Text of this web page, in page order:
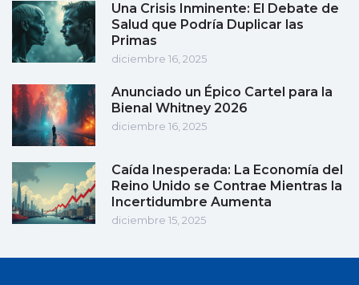
Una Crisis Inminente: El Debate de
Salud que Podría Duplicar las
Primas
diciembre 16, 2025
Anunciado un Épico Cartel para la
Bienal Whitney 2026
diciembre 16, 2025
Caída Inesperada: La Economía del
Reino Unido se Contrae Mientras la
Incertidumbre Aumenta
diciembre 15, 2025